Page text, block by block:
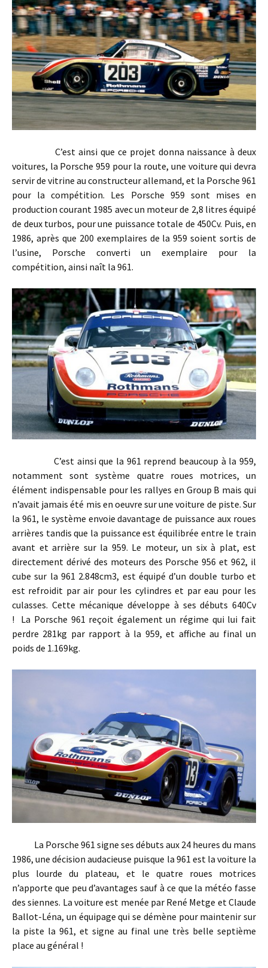
C’est ainsi que ce projet donna naissance à deux
voitures, la Porsche 959 pour la route, une voiture qui devra
servir de vitrine au constructeur allemand, et la Porsche 961
pour la compétition. Les Porsche 959 sont mises en
production courant 1985 avec un moteur de 2,8 litres équipé
de deux turbos, pour une puissance totale de 450Cv. Puis, en
1986, après que 200 exemplaires de la 959 soient sortis de
l’usine, Porsche converti un exemplaire pour la
compétition, ainsi naît la 961.
C’est ainsi que la 961 reprend beaucoup à la 959,
notamment sont système quatre roues motrices, un
élément indispensable pour les rallyes en Group B mais qui
n’avait jamais été mis en oeuvre sur une voiture de piste. Sur
la 961, le système envoie davantage de puissance aux roues
arrières tandis que la puissance est équilibrée entre le train
avant et arrière sur la 959. Le moteur, un six à plat, est
directement dérivé des moteurs des Porsche 956 et 962, il
cube sur la 961 2.848cm3, est équipé d’un double turbo et
est refroidit par air pour les cylindres et par eau pour les
culasses. Cette mécanique développe à ses débuts 640Cv
! La Porsche 961 reçoit également un régime qui lui fait
perdre 281kg par rapport à la 959, et affiche au final un
poids de 1.169kg.
La Porsche 961 signe ses débuts aux 24 heures du mans
1986, une décision audacieuse puisque la 961 est la voiture la
plus lourde du plateau, et le quatre roues motrices
n’apporte que peu d’avantages sauf à ce que la météo fasse
des siennes. La voiture est menée par René Metge et Claude
Ballot-Léna, un équipage qui se démène pour maintenir sur
la piste la 961, et signe au final une très belle septième
place au général !